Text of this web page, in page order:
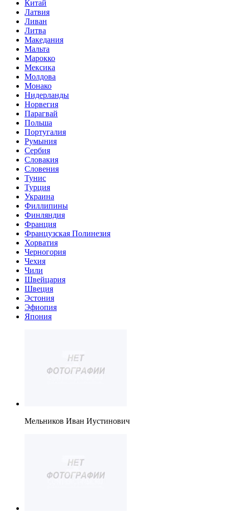
Китай
Латвия
Ливан
Литва
Македания
Мальта
Марокко
Мексика
Молдова
Монако
Нидерланды
Норвегия
Парагвай
Польша
Португалия
Румыния
Сербия
Словакия
Словения
Тунис
Турция
Украина
Филлипины
Финляндия
Франция
Французская Полинезия
Хорватия
Черногория
Чехия
Чили
Швейцария
Швеция
Эстония
Эфиопия
Япония
Мельников Иван Иустинович